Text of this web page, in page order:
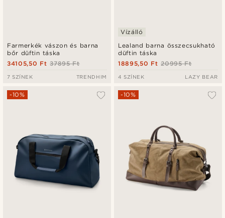
Farmerkék vászon és barna
bőr düftin táska
37895 Ft
34105,50 Ft
7 SZÍNEK TRENDHIM
Lealand barna összecsukható
düftin táska
Vízálló
20995 Ft
18895,50 Ft
4 SZÍNEK LAZY BEAR
-10% -10%